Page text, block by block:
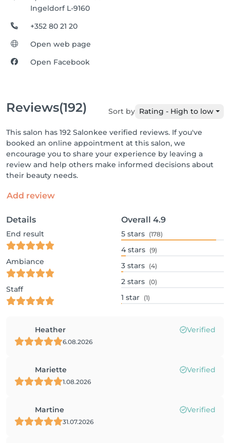
Ingeldorf L-9160
+352 80 21 20
Open web page
Open Facebook
Reviews(192) Sort by Rating - High to low
This salon has 192 Salonkee verified reviews. If you've
booked an online appointment at this salon, we
encourage you to share your experience by leaving a
review and help others make informed decisions about
their beauty needs.
Add review
Details
End result
Ambiance
Staff
Overall 4.9
5 stars (178)
4 stars (9)
3 stars (4)
2 stars (0)
1 star (1)
Heather Verified
6.08.2026
Mariette Verified
1.08.2026
Martine Verified
31.07.2026